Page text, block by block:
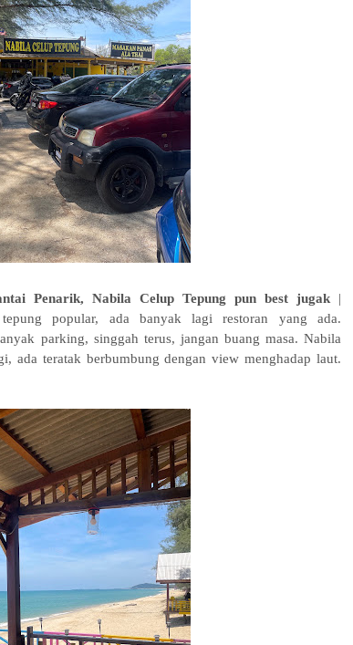
Penarik, Nabila Celup Tepung pun best jugak |
tepung popular, ada banyak lagi restoran yang ada.
parking, singgah terus, jangan buang masa. Nabila
ada teratak berbumbung dengan view menghadap laut.